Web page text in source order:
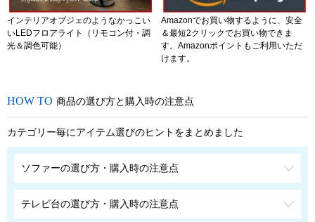
インテリアオブジェのようなかっこい
いLEDフロアライト（リモコン付・調
光＆調色可能）
Amazonでお買い物するように、安全
＆最短2クリックでお買い物できま
す。Amazonポイントもご利用いただ
けます。
商品の選び方と購入時の注意点
カテゴリー毎にアイテム選びのヒントをまとめました
ソファーの選び方・購入時の注意点
テレビ台の選び方・購入時の注意点